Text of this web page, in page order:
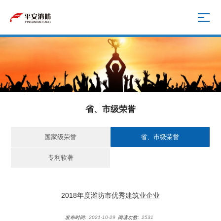
省、市级荣誉
国家级荣誉 省、市级荣誉
专利软著
2018年度潍坊市优秀建筑业企业
发布时间: 2021-10-29 阅读次数: 2531